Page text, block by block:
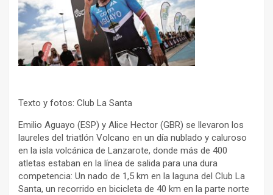
Texto y fotos: Club La Santa
Emilio Aguayo (ESP) y Alice Hector (GBR) se llevaron los
laureles del triatlón Volcano en un día nublado y caluroso
en la isla volcánica de Lanzarote, donde más de 400
atletas estaban en la línea de salida para una dura
competencia: Un nado de 1,5 km en la laguna del Club La
Santa, un recorrido en bicicleta de 40 km en la parte norte